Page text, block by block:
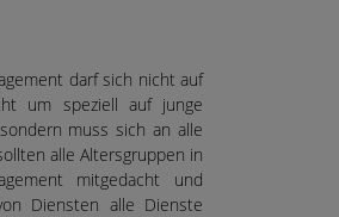
darf sich nicht auf
um speziell auf junge
muss sich an alle
alle Altersgruppen in
mitgedacht und
Diensten alle Dienste